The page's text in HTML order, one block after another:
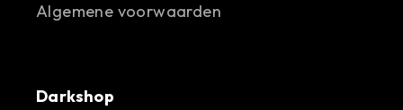
Algemene voorwaarden
Darkshop